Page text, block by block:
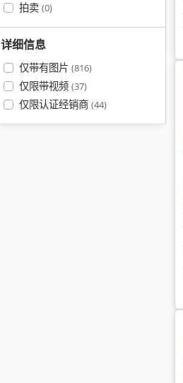
拍卖 (0)
详细信息
仅带有图片 (816)
仅限带视频 (37)
仅限认证经销商 (44)